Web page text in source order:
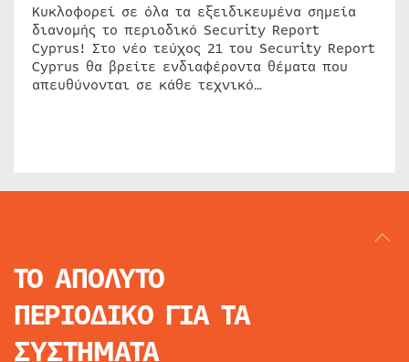
Κυκλοφορεί σε όλα τα εξειδικευμένα σημεία
διανομής το περιοδικό Security Report
Cyprus! Στο νέο τεύχος 21 του Security Report
Cyprus θα βρείτε ενδιαφέροντα θέματα που
απευθύνονται σε κάθε τεχνικό…
ΤΟ ΑΠΟΛΥΤΟ
ΠΕΡΙΟΔΙΚΟ ΓΙΑ ΤΑ
ΣΥΣΤΗΜΑΤΑ